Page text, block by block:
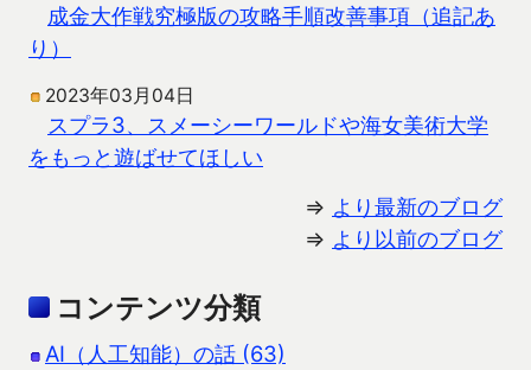
成金大作戦究極版の攻略手順改善事項（追記あ
り）
2023年03月04日
スプラ3、スメーシーワールドや海女美術大学
をもっと遊ばせてほしい
⇒ より最新のブログ
⇒ より以前のブログ
コンテンツ分類
AI（人工知能）の話 (63)